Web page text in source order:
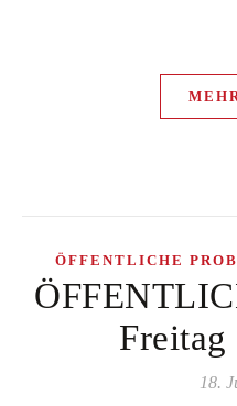
ÖFFENTLICHE
Freitag
18.